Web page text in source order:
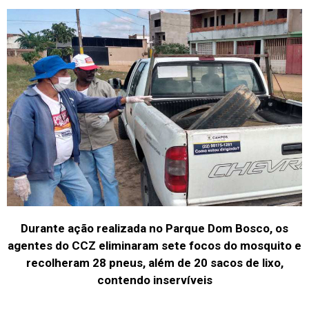
Durante ação realizada no Parque Dom Bosco, os
agentes do CCZ eliminaram sete focos do mosquito e
recolheram 28 pneus, além de 20 sacos de lixo,
contendo inservíveis